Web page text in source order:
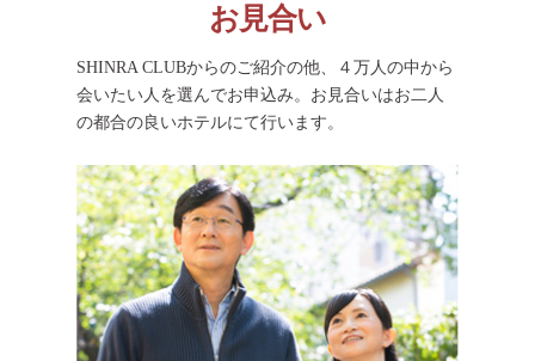
お見合い
SHINRA CLUBからのご紹介の他、４万人の中から
会いたい人を選んでお申込み。お見合いはお二人
の都合の良いホテルにて行います。